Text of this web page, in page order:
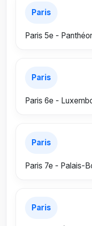
Paris
Paris 5e -
Paris
Paris 6e -
Paris
Paris 7e - Palais-
Paris